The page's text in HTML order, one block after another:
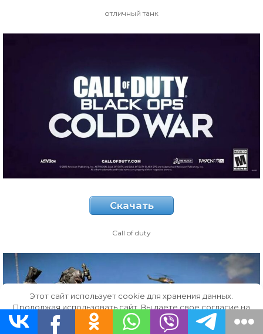
отличный танк
Скачать
Call of duty
Этот сайт использует cookie для хранения данных.
Продолжая использовать сайт, Вы даете свое согласие на
работу с этими файлами.
OK